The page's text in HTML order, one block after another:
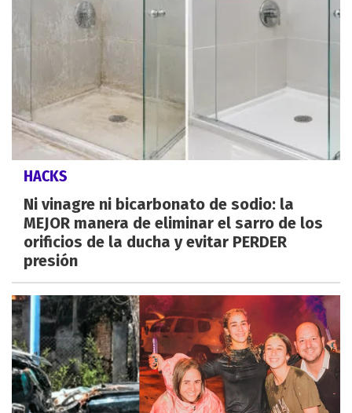
HACKS
Ni vinagre ni bicarbonato de sodio: la
MEJOR manera de eliminar el sarro de los
orificios de la ducha y evitar PERDER
presión